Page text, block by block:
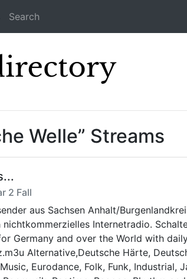
Search
Welle” Streams
2 Fall
aus Sachsen Anhalt/
Internetradio.
Germany and over the World with
Alternative,Deutsche Härte,
Eurodance, Folk, Funk,